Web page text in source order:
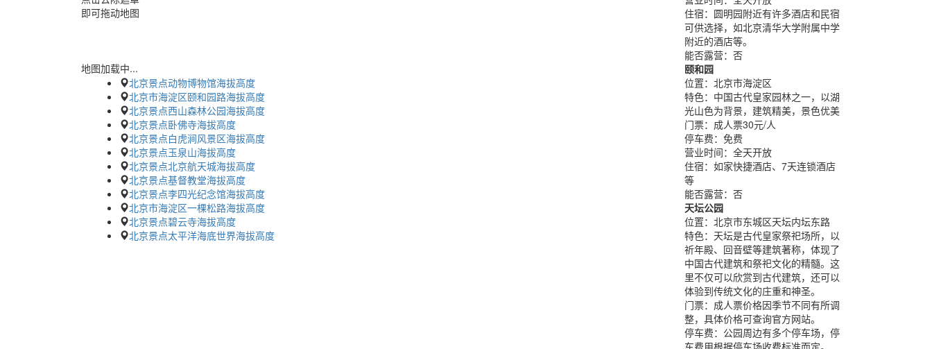
即可拖动地图
地图加载中...
北京景点动物博物馆海拔高度
北京市海淀区颐和园路海拔高度
北京景点西山森林公园海拔高度
北京景点卧佛寺海拔高度
北京景点白虎涧风景区海拔高度
北京景点玉泉山海拔高度
北京景点北京航天城海拔高度
北京景点基督教堂海拔高度
北京景点李四光纪念馆海拔高度
北京市海淀区一棵松路海拔高度
北京景点碧云寺海拔高度
北京景点太平洋海底世界海拔高度
住宿： 圆明园附近有许多酒店和民宿
可供选择，如北京清华大学附属中学
附近的酒店等。
能否露营： 否
颐和园
位置： 北京市海淀区
特色： 中国古代皇家园林之一，以湖
光山色为背景，建筑精美，景色优美
门票： 成人票30元/人
停车费： 免费
营业时间： 全天开放
住宿： 如家快捷酒店、7天连锁酒店
等
能否露营： 否
天坛公园
位置： 北京市东城区天坛内坛东路
特色： 天坛是古代皇家祭祀场所，以
祈年殿、回音壁等建筑著称，体现了
中国古代建筑和祭祀文化的精髓。这
里不仅可以欣赏到古代建筑，还可以
体验到传统文化的庄重和神圣。
门票： 成人票价格因季节不同有所调
整，具体价格可查询官方网站。
停车费： 公园周边有多个停车场，停
车费用根据停车场收费标准而定。